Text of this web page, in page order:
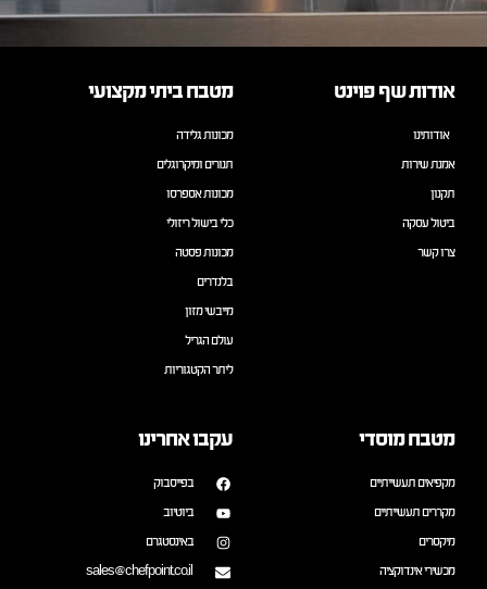
אודות שף פוינט
אודותינו
אמנת שירות
תקנון
ביטול עסקה
צרו קשר
מטבח ביתי מקצועי
מכונות גלידה
תנורים ומיקרוגלים
מכונות אספרסו
כלי בישול ריזולי
מכונות פסטה
בלנדרים
מייבשי מזון
עולם הגריל
ליתר הקטגוריות
מטבח מוסדי
מקפיאים תעשייתיים
מקררים תעשייתיים
מיקסרים
מכשירי אינדוקציה
עקבו אחרינו
בפייסבוק
ביוטיוב
באינסטגרם
sales@chefpoint.co.il